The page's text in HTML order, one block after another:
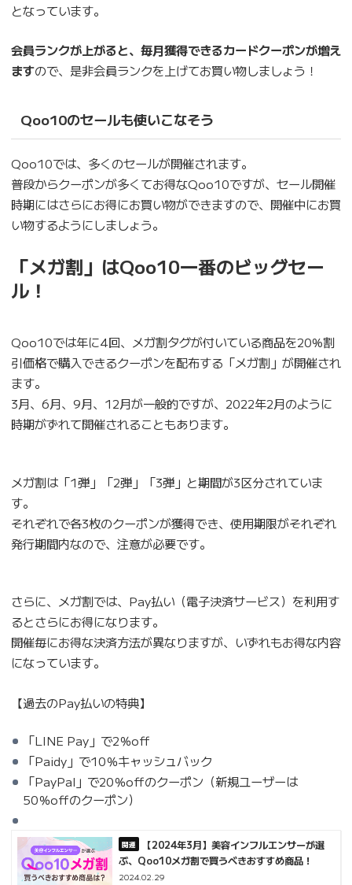
となっています。
会員ランクが上がると、毎月獲得できるカードクーポンが増え
ますので、是非会員ランクを上げてお買い物しましょう！
Qoo10のセールも使いこなそう
Qoo10では、多くのセールが開催されます。
普段からクーポンが多くてお得なQoo10ですが、セール開催
時期にはさらにお得にお買い物ができますので、開催中にお買
い物するようにしましょう。
「メガ割」はQoo10一番のビッグセー
ル！
Qoo10では年に4回、メガ割タグが付いている商品を20%割
引価格で購入できるクーポンを配布する「メガ割」が開催され
ます。
3月、6月、9月、12月が一般的ですが、2022年2月のように
時期がずれて開催されることもあります。
メガ割は「1弾」「2弾」「3弾」と期間が3区分されていま
す。
それぞれで各3枚のクーポンが獲得でき、使用期限がそれぞれ
発行期間内なので、注意が必要です。
さらに、メガ割では、Pay払い（電子決済サービス）を利用す
るとさらにお得になります。
開催毎にお得な決済方法が異なりますが、いずれもお得な内容
になっています。
【過去のPay払いの特典】
「LINE Pay」で2％off
「Paidy」で10％キャッシュバック
「PayPal」で20％offのクーポン（新規ユーザーは
50％offのクーポン）
【2024年3月】美容インフルエンサーが選
ぶ、Qoo10メガ割で買うべきおすすめ商品！
2024.02.29